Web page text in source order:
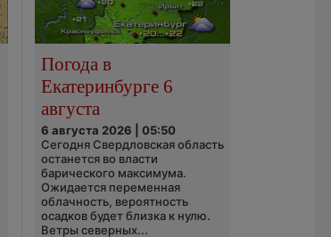
Погода в
Екатеринбурге 6
августа
6 августа 2026 | 05:50
Сегодня Свердловская область
останется во власти
барического максимума.
Ожидается переменная
облачность, вероятность
осадков будет близка к нулю.
Ветры северных...